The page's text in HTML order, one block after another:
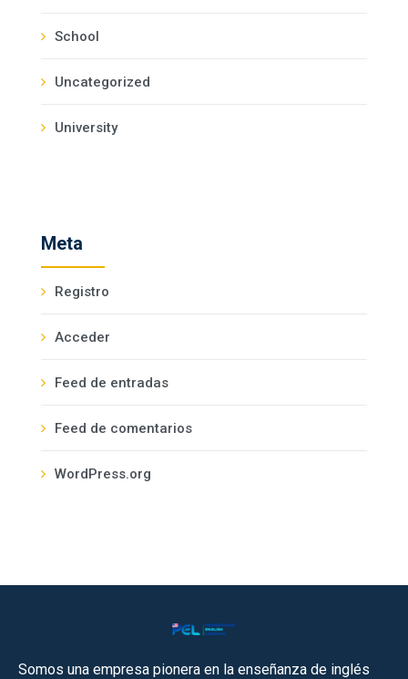
School
Uncategorized
University
Meta
Registro
Acceder
Feed de entradas
Feed de comentarios
WordPress.org
Somos una empresa pionera en la enseñanza de inglés